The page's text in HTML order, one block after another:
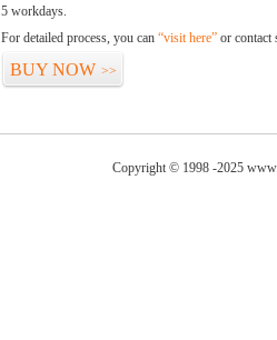
5 workdays.
For detailed process, you can “visit here” or contact
BUY NOW >>
Copyright © 1998 -2025